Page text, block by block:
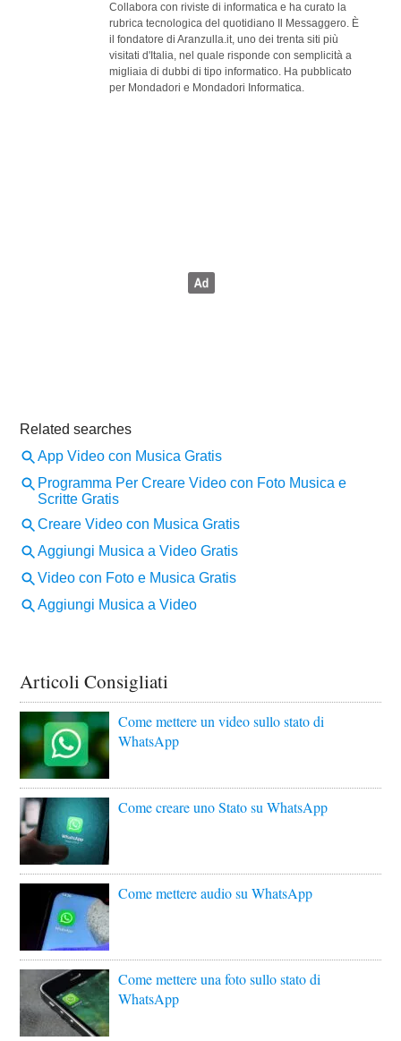
Collabora con riviste di informatica e ha curato la
rubrica tecnologica del quotidiano Il Messaggero. È
il fondatore di Aranzulla.it, uno dei trenta siti più
visitati d'Italia, nel quale risponde con semplicità a
migliaia di dubbi di tipo informatico. Ha pubblicato
per Mondadori e Mondadori Informatica.
Articoli Consigliati
Come mettere un video sullo stato di
WhatsApp
Come creare uno Stato su WhatsApp
Come mettere audio su WhatsApp
Come mettere una foto sullo stato di
WhatsApp